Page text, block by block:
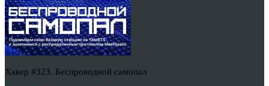
Хакер #323. Беспроводной самопал